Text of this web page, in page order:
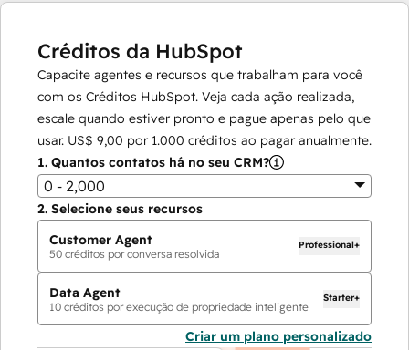
Créditos da HubSpot
Capacite agentes e recursos que trabalham para você
com os Créditos HubSpot. Veja cada ação realizada,
escale quando estiver pronto e pague apenas pelo que
usar. US$ 9,00 por 1.000 créditos ao pagar anualmente.
1. Quantos contatos há no seu CRM?
0 - 2,000
2. Selecione seus recursos
Customer Agent
50 créditos por conversa resolvida
Professional+
Data Agent
10 créditos por execução de propriedade inteligente
Starter+
Criar um plano personalizado